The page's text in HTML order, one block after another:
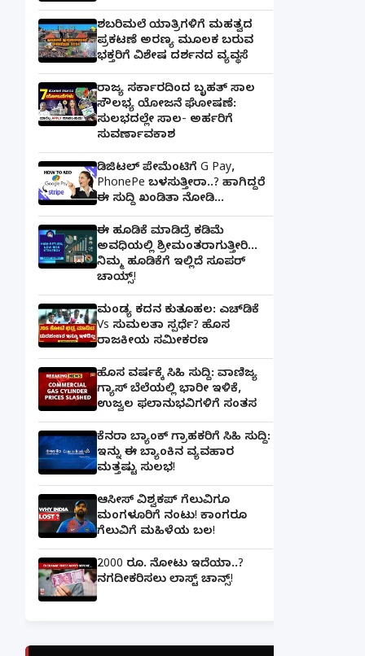
ಶಬರಿಮಲೆ ಯಾತ್ರಿಗಳಿಗೆ ಮಹತ್ವದ
ಪ್ರಕಟಣೆ ಅರಣ್ಯ ಮೂಲಕ ಬರುವ
ಭಕ್ತರಿಗೆ ವಿಶೇಷ ದರ್ಶನದ ವ್ಯವಸ್ಥೆ
ರಾಜ್ಯ ಸರ್ಕಾರದಿಂದ ಬೃಹತ್ ಸಾಲ
ಸೌಲಭ್ಯ ಯೋಜನೆ ಘೋಷಣೆ:
ಸುಲಭದಲ್ಲೇ ಸಾಲ- ಅರ್ಹರಿಗೆ
ಸುವರ್ಣಾವಕಾಶ
ಡಿಜಿಟಲ್ ಪೇಮೆಂಟಿಗೆ G Pay,
PhonePe ಬಳಸುತ್ತೀರಾ..? ಹಾಗಿದ್ದರೆ
ಈ ಸುದ್ದಿ ಖಂಡಿತಾ ನೋಡಿ...
ಈ ಹೂಡಿಕೆ ಮಾಡಿದ್ರೆ ಕಡಿಮೆ
ಅವಧಿಯಲ್ಲಿ ಶ್ರೀಮಂತರಾಗುತ್ತೀರಿ...
ನಿಮ್ಮ ಹೂಡಿಕೆಗೆ ಇಲ್ಲಿದೆ ಸೂಪರ್
ಚಾಯ್ಸ್‌!
ಮಂಡ್ಯ ಕದನ ಕುತೂಹಲ: ಎಚ್‌ಡಿಕೆ
Vs ಸುಮಲತಾ ಸ್ಪರ್ಧೆ? ಹೊಸ
ರಾಜಕೀಯ ಸಮೀಕರಣ
ಹೊಸ ವರ್ಷಕ್ಕೆ ಸಿಹಿ ಸುದ್ದಿ: ವಾಣಿಜ್ಯ
ಗ್ಯಾಸ್‌ ಬೆಲೆಯಲ್ಲಿ ಭಾರೀ ಇಳಿಕೆ,
ಉಜ್ವಲ ಫಲಾನುಭವಿಗಳಿಗೆ ಸಂತಸ
ಕೆನರಾ ಬ್ಯಾಂಕ್‌ ಗ್ರಾಹಕರಿಗೆ ಸಿಹಿ ಸುದ್ದಿ:
ಇನ್ನು ಈ ಬ್ಯಾಂಕಿನ ವ್ಯವಹಾರ
ಮತ್ತಷ್ಟು ಸುಲಭ!
ಆಸೀಸ್ ವಿಶ್ವಕಪ್ ಗೆಲುವಿಗೂ
ಮಂಗಳೂರಿಗೆ ನಂಟು! ಕಾಂಗರೂ
ಗೆಲುವಿಗೆ ಮಹಿಳೆಯ ಬಲ!
2000 ರೂ. ನೋಟು ಇದೆಯಾ..?
ನಗದೀಕರಿಸಲು ಲಾಸ್ಟ್‌ ಚಾನ್ಸ್‌!